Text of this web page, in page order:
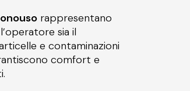
rappresentano
sia il
e contaminazioni
comfort e